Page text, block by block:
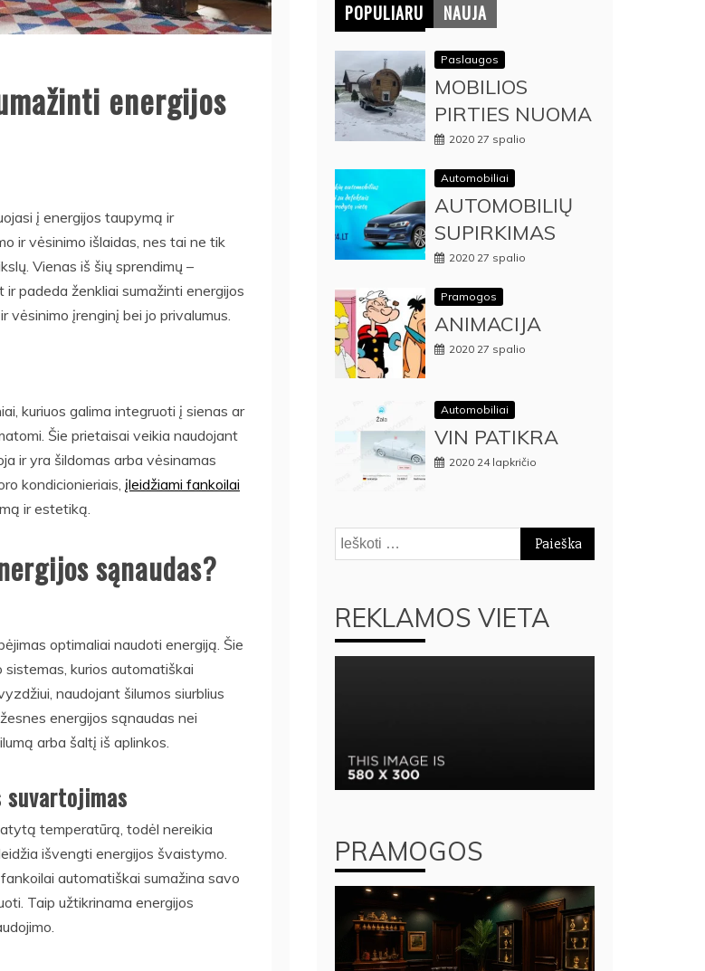
energijos
į energijos taupymą ir
ir vėsinimo išlaidas, nes tai ne tik
Vienas iš šių sprendimų –
padeda ženkliai sumažinti energijos
įrenginį bei jo privalumus.
kuriuos galima integruoti į sienas ar
Šie prietaisai veikia naudojant
ir yra šildomas arba vėsinamas
kondicionieriais, įleidžiami fankoilai
ir estetiką.
sąnaudas?
optimaliai naudoti energiją. Šie
kurios automatiškai
naudojant šilumos siurblius
energijos sąnaudas nei
arba šaltį iš aplinkos.
temperatūrą, todėl nereikia
išvengti energijos švaistymo.
automatiškai sumažina savo
Taip užtikrinama energijos
POPULIARU NAUJA
Paslaugos
MOBILIOS
PIRTIES NUOMA
2020 27 spalio
Automobiliai
AUTOMOBILIŲ
SUPIRKIMAS
2020 27 spalio
Pramogos
ANIMACIJA
2020 27 spalio
Automobiliai
VIN PATIKRA
2020 24 lapkričio
Ieškoti:
REKLAMOS VIETA
PRAMOGOS